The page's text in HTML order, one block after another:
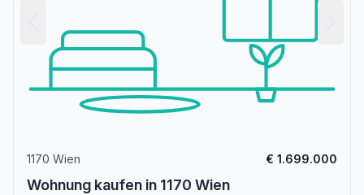
1170 Wien € 1.699.000
Wohnung kaufen in 1170 Wien